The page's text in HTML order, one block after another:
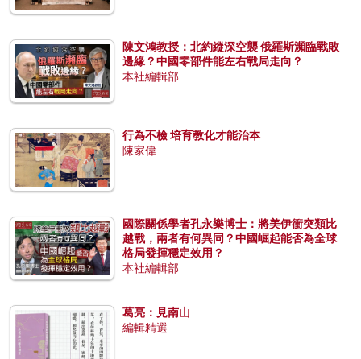
陳文鴻教授：北約縱深空襲 俄羅斯瀕臨戰敗
邊緣？中國零部件能左右戰局走向？
本社編輯部
行為不檢 培育教化才能治本
陳家偉
國際關係學者孔永樂博士：將美伊衝突類比
越戰，兩者有何異同？中國崛起能否為全球
格局發揮穩定效用？
本社編輯部
葛亮：見南山
編輯精選